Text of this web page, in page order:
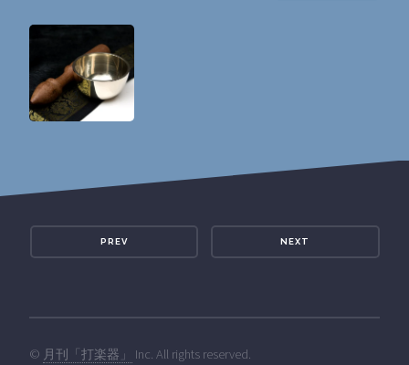
PREV NEXT
© 月刊「打楽器」 Inc. All rights reserved.